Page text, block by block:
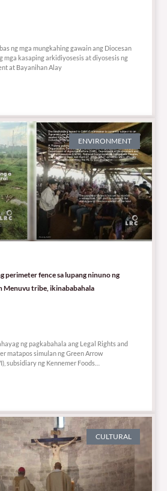
ng mga mungkahing gawain ang Diocesan
mga kasaping arkidiyosesis at diyosesis ng
at Bayanihan Alay
ENVIRONMENT
perimeter fence sa lupang ninuno ng
tribe, ikinababahala
ng pagkabahala ang Legal Rights and
matapos simulan ng Green Arrow
subsidiary ng Kennemer Foods
CULTURAL